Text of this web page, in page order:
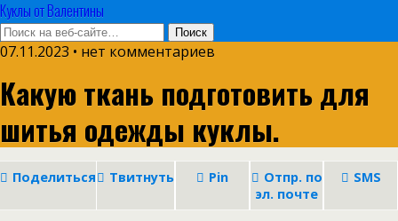
Куклы от Валентины
07.11.2023 • нет комментариев
Какую ткань подготовить для
шитья одежды куклы.
Поделиться Твитнуть Pin
Отпр. по
эл. почте
SMS